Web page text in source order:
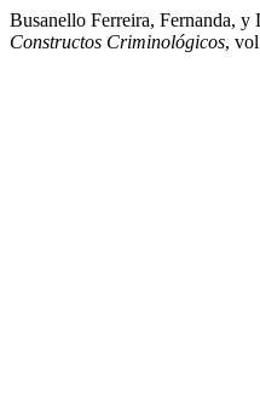
Busanello Ferreira, Fernanda, y
Constructos Criminológicos,